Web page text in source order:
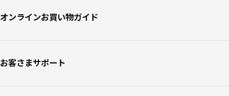
オンラインお買い物ガイド
お客さまサポート